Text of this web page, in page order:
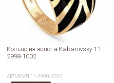
Кольцо из золота Kabarovsky 11-
2998-1002
АРТИКУЛ 11-2998-1002